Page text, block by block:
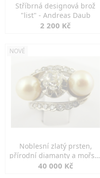
Stříbrná designová brož
"list" - Andreas Daub
2 200 Kč
NOVÉ
Noblesní zlatý prsten,
přírodní diamanty a mořské
perly
40 000 Kč